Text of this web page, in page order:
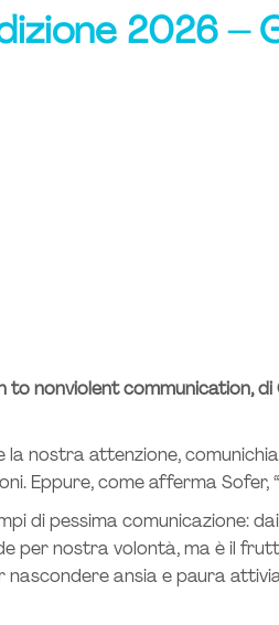
2026
to nonviolent communication,di
la nostra attenzione,
Eppure, come afferma Sofer, “
di pessima comunicazione:
per nostra volontà, ma è il
nascondere ansia e paura